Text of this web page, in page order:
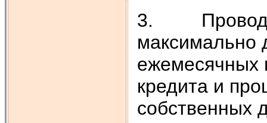
3.
максимально
ежемесячных
кредита и
собственных